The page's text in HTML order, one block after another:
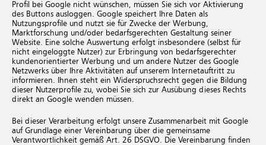
Profil bei Google nicht wünschen, müssen Sie sich vor Aktivierung
des Buttons ausloggen. Google speichert Ihre Daten als
Nutzungsprofile und nutzt sie für Zwecke der Werbung,
Marktforschung und/oder bedarfsgerechten Gestaltung seiner
Website. Eine solche Auswertung erfolgt insbesondere (selbst für
nicht eingeloggte Nutzer) zur Erbringung von bedarfsgerechter
kundenorientierter Werbung und um andere Nutzer des Google
Netzwerks über Ihre Aktivitäten auf unserem Internetauftritt zu
informieren. Ihnen steht ein Widerspruchsrecht gegen die Bildung
dieser Nutzerprofile zu, wobei Sie sich zur Ausübung dieses Rechts
direkt an Google wenden müssen.
Bei dieser Verarbeitung erfolgt unsere Zusammenarbeit mit Google
auf Grundlage einer Vereinbarung über die gemeinsame
Verantwortlichkeit gemäß Art. 26 DSGVO. Die Vereinbarung finden